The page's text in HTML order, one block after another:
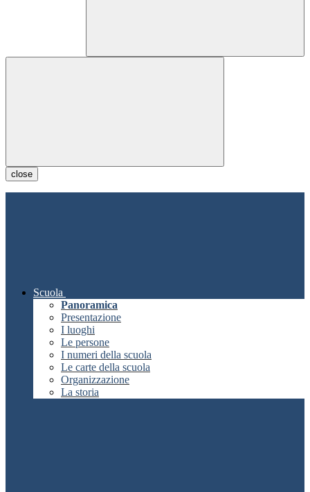
close
Scuola
Panoramica
Presentazione
I luoghi
Le persone
I numeri della scuola
Le carte della scuola
Organizzazione
La storia